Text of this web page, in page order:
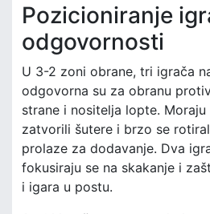
Pozicioniranje
odgovornosti
U 3-2 zoni obrane, tri igrača
odgovorna su za obranu
strane i nositelja lopte.
zatvorili šutere i brzo se
prolaze za dodavanje. Dva
fokusiraju se na skakanje i
i igara u postu.